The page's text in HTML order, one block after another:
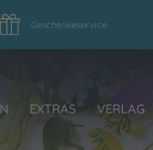
Geschenkeservice
EXTRAS VERLAG